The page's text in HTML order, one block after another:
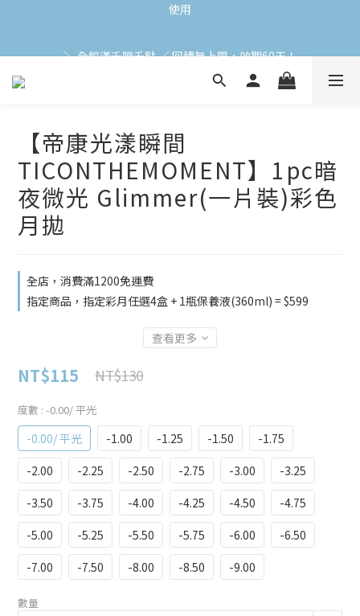
加入會員立即領$200購物金(效期30天) | 可與LINE新好友$50疊加
加入會員立即領$200購物金(效期30天) | 可與LINE新好友$50疊加
使用
【帝康光漾瞬間
TICONTHEMOMENT】1pc暗
夜微光 Glimmer(一片裝)彩色
月拋
全店，消費滿1200免運費
指定商品，指定彩月任選4盒 + 1瓶保養液(360ml) = $599
查看更多
NT$115 NT$130
度數 : -0.00/ 平光
-0.00/ 平光 -1.00 -1.25 -1.50
-1.75
-2.00
-2.25 -2.50 -2.75 -3.00
-3.25
-3.50
-3.75 -4.00 -4.25 -4.50
-4.75
-5.00
-5.25 -5.50 -5.75 -6.00
-6.50
-7.00
-7.50 -8.00 -8.50 -9.00
數量